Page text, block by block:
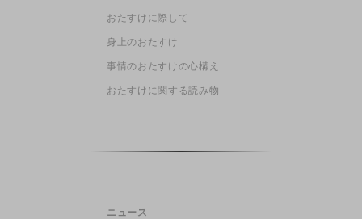
おたすけに際して
身上のおたすけ
事情のおたすけの心構え
おたすけに関する読み物
ニュース